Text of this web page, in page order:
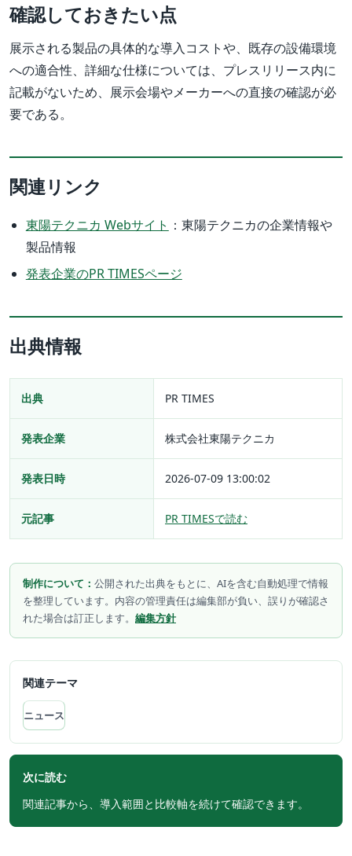
確認しておきたい点
展示される製品の具体的な導入コストや、既存の設備環境
への適合性、詳細な仕様については、プレスリリース内に
記載がないため、展示会場やメーカーへの直接の確認が必
要である。
関連リンク
東陽テクニカ Webサイト ：東陽テクニカの企業情報や
製品情報
発表企業のPR TIMESページ
出典情報
出典 PR TIMES
発表企業 株式会社東陽テクニカ
発表日時 2026-07-09 13:00:02
元記事 PR TIMESで読む
制作について： 公開された出典をもとに、AIを含む自動処理で情報
を整理しています。内容の管理責任は編集部が負い、誤りが確認さ
れた場合は訂正します。 編集方針
関連テーマ
ニュース
次に読む
関連記事から、導入範囲と比較軸を続けて確認できます。